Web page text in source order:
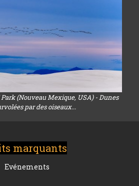
(Nouveau Mexique, USA) - Dunes
par des oiseaux...
marquants
Evénements